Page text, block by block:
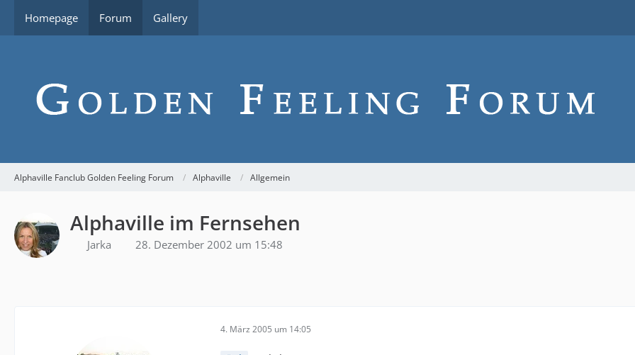
Homepage Forum Gallery
Alphaville Fanclub Golden Feeling Forum Alphaville Allgemein
Alphaville im Fernsehen
Jarka 28. Dezember 2002 um 15:48
4. März 2005 um 14:05